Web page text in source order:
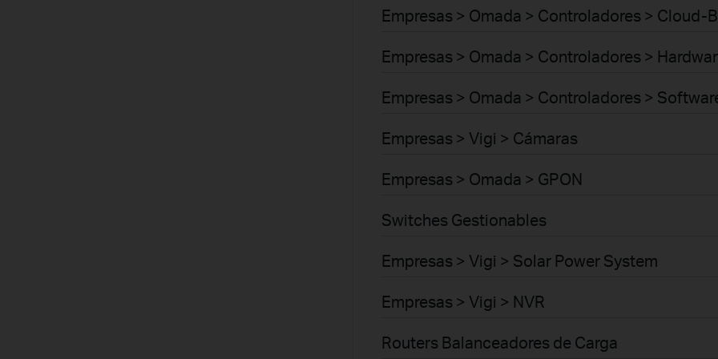
Empresas > Omada > Controladores > Cloud-
Empresas > Omada > Controladores >
Empresas > Omada > Controladores >
Empresas > Vigi > Cámaras
Empresas > Omada > GPON
Switches Gestionables
Empresas > Vigi > Solar Power System
Empresas > Vigi > NVR
Routers Balanceadores de Carga